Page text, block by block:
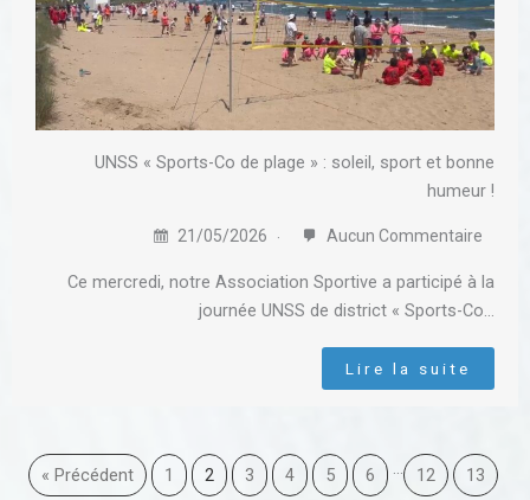
UNSS « Sports-Co de plage » : soleil, sport et bonne
humeur !
21/05/2026 Aucun Commentaire
Ce mercredi, notre Association Sportive a participé à la
journée UNSS de district « Sports-Co…
Lire la suite
« Précédent 1 2 3 4 5 6 … 12 13